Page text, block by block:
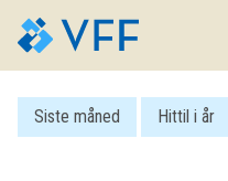
TIL FORSIDEN
Siste måned Hittil i år